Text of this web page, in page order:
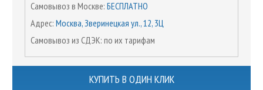
Самовывоз в Москве: БЕСПЛАТНО
Адрес: Москва, Зверинецкая ул., 12, 3Ц
Самовывоз из СДЭК: по их тарифам
КУПИТЬ В ОДИН КЛИК